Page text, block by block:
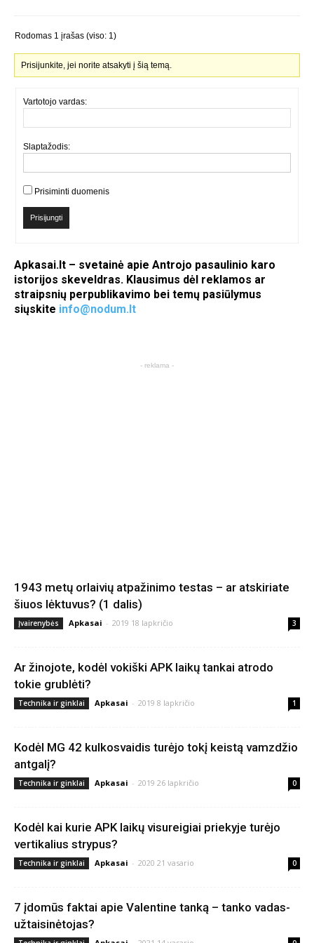
Rodomas 1 įrašas (viso: 1)
Prisijunkite, jei norite atsakyti į šią temą.
Vartotojo vardas:
Slaptažodis:
Prisiminti duomenis
Prisijungti
Apkasai.lt – svetainė apie Antrojo pasaulinio karo
istorijos skeveldras. Klausimus dėl reklamos ar
straipsnių perpublikavimo bei temų pasiūlymus
siųskite info@nodum.lt
- reklama -
1943 metų orlaivių atpažinimo testas – ar atskiriate
šiuos lėktuvus? (1 dalis)
Įvairenybės Apkasai - 2019 18 lapkričio 3
Ar žinojote, kodėl vokiški APK laikų tankai atrodo
tokie grublėti?
Technika ir ginklai Apkasai - 2019 8 lapkričio 1
Kodėl MG 42 kulkosvaidis turėjo tokį keistą vamzdžio
antgalį?
Technika ir ginklai Apkasai - 2019 26 lapkričio 0
Kodėl kai kurie APK laikų visureigiai priekyje turėjo
vertikalius strypus?
Technika ir ginklai Apkasai - 2020 21 vasario 0
7 įdomūs faktai apie Valentine tanką – tanko vadas-
užtaisinėtojas?